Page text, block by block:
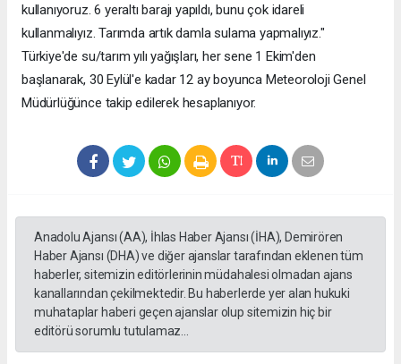
kullanıyoruz. 6 yeraltı barajı yapıldı, bunu çok idareli
kullanmalıyız. Tarımda artık damla sulama yapmalıyız."
Türkiye'de su/tarım yılı yağışları, her sene 1 Ekim'den
başlanarak, 30 Eylül'e kadar 12 ay boyunca Meteoroloji Genel
Müdürlüğünce takip edilerek hesaplanıyor.
Anadolu Ajansı (AA), İhlas Haber Ajansı (İHA), Demirören
Haber Ajansı (DHA) ve diğer ajanslar tarafından eklenen tüm
haberler, sitemizin editörlerinin müdahalesi olmadan ajans
kanallarından çekilmektedir. Bu haberlerde yer alan hukuki
muhataplar haberi geçen ajanslar olup sitemizin hiç bir
editörü sorumlu tutulamaz...